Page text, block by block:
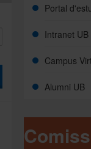
Portal
Intranet UB
Campus
Alumni UB